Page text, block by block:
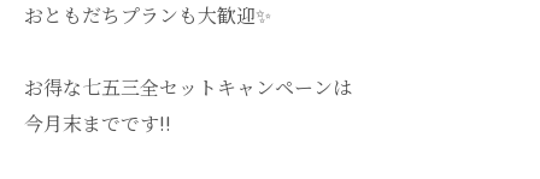
おともだちプランも大歓迎✨️
お得な七五三全セットキャンペーンは
今月末までです!!